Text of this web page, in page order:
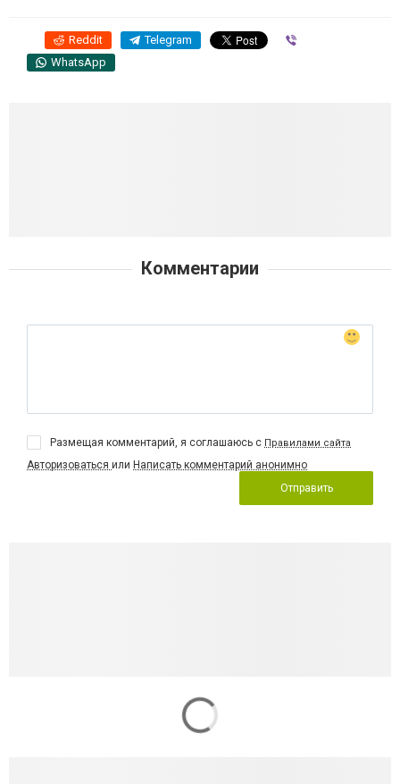
Reddit Telegram
WhatsApp
Комментарии
Размещая комментарий, я соглашаюсь с Правилами сайта
Авторизоваться или Написать комментарий анонимно
Отправить